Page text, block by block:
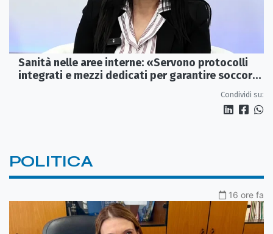
Sanità nelle aree interne: «Servono protocolli
integrati e mezzi dedicati per garantire soccorsi
Condividi su:
POLITICA
16 ore fa